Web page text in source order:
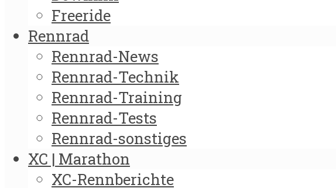
Freeride
Rennrad
Rennrad-News
Rennrad-Technik
Rennrad-Training
Rennrad-Tests
Rennrad-sonstiges
XC | Marathon
XC-Rennberichte